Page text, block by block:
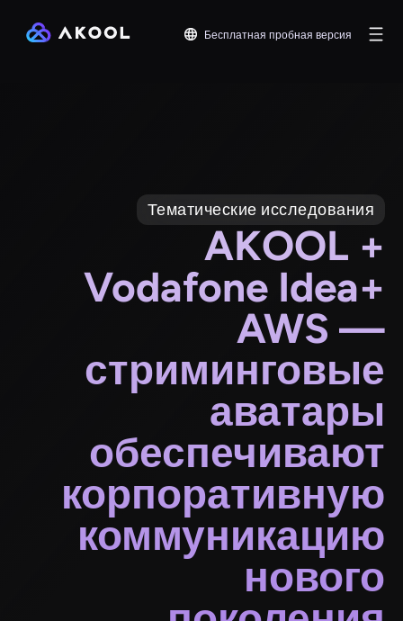
Бесплатная пробная версия
Тематические исследования
AKOOL +
Vodafone Idea+
AWS —
стриминговые
аватары
обеспечивают
корпоративную
коммуникацию
нового